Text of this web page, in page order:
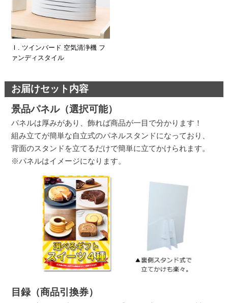
Ｉ. ツインバード 空気清浄機 フ
ァンディスタイル
お届けセット内容
景品パネル（選択可能）
パネルは厚みがあり、飾れば商品が一目で分かります！
組み立てが簡単な自立式のパネルスタンドになっており、
背面のスタンドを立てるだけで簡単に立てかけられます。
※パネルはイメージになります。
目録（商品引換券）